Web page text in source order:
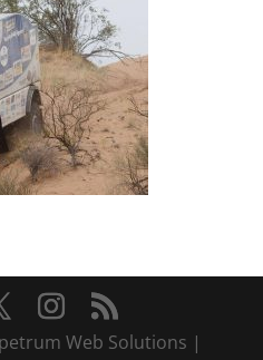
Web Solutions |